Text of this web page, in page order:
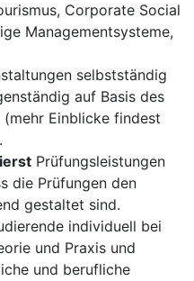
Corporate Social
Managementsysteme,
selbstständig
auf Basis des
Einblicke findest
Prüfungsleistungen
die Prüfungen den
gestaltet sind.
individuell bei
und Praxis und
und berufliche